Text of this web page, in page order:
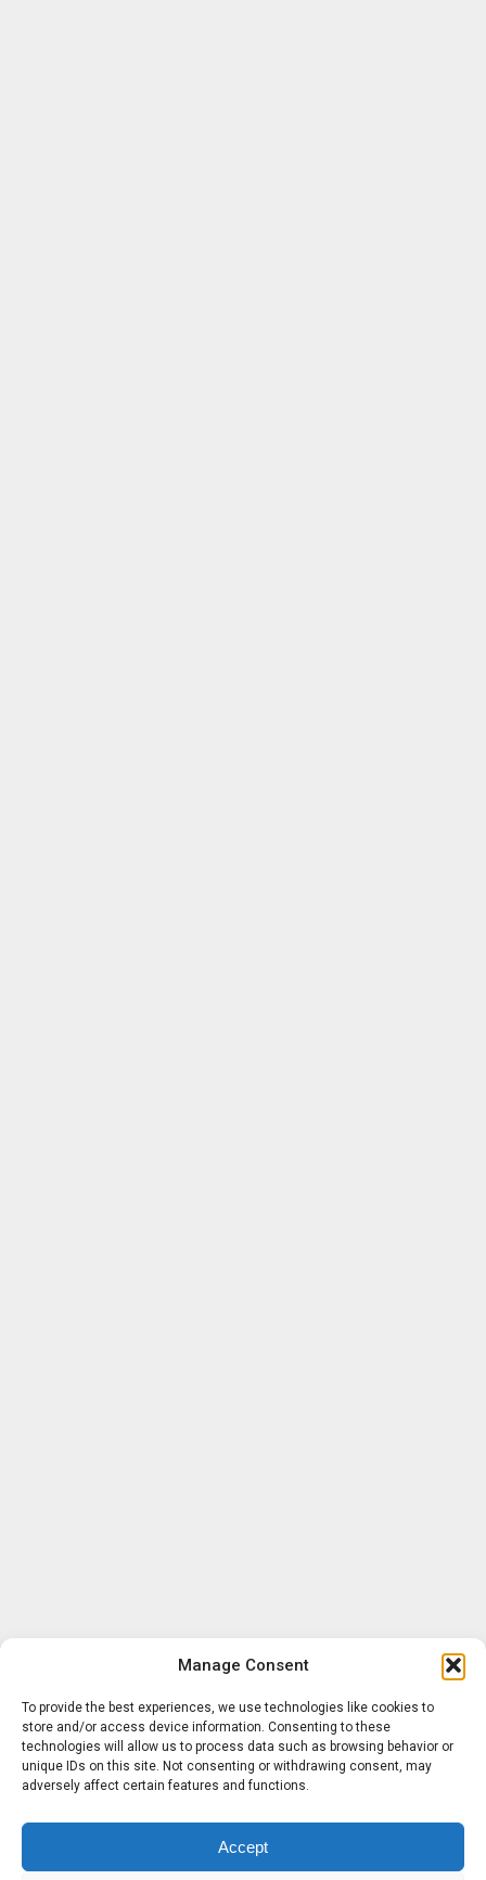
Manage Consent
To provide the best experiences, we use technologies like cookies to
store and/or access device information. Consenting to these
technologies will allow us to process data such as browsing behavior or
unique IDs on this site. Not consenting or withdrawing consent, may
adversely affect certain features and functions.
Accept